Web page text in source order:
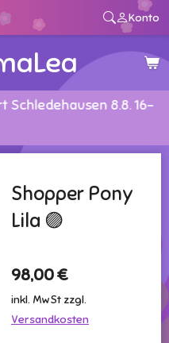
Konto
Schledehausen 8.8. 16-
Shopper Pony
Lila 🟣
98,00 €
inkl. MwSt zzgl.
Versandkosten